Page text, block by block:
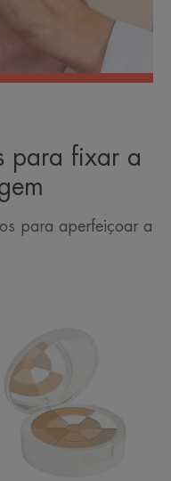
para fixar a
para aperfeiçoar a